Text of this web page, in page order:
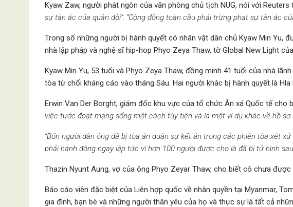
Kyaw Zaw, người phát ngôn của văn phòng chủ tịch NUG, nói với
sự tàn ác của quân đội”. “Cộng đồng toàn cầu phải trừng phạt sự tàn ác
Trong số những người bị hành quyết có nhân vật dân chủ Kyaw Min Yu,
nhà lập pháp và nghệ sĩ hip-hop Phyo Zeya Thaw, tờ Global New Light
Kyaw Min Yu, 53 tuổi và Phyo Zeya Thaw, đồng minh 41 tuổi của nhà
tòa từ chối kháng cáo vào tháng Sáu. Hai người khác bị hành quyết là
Erwin Van Der Borght, giám đốc khu vực của tổ chức Ân xá Quốc tế cho
việc tước đoạt mạng sống một cách tùy tiện và là một ví dụ khác về hồ sơ
“Bốn người đàn ông đã bị tòa án quân sự kết án trong các phiên tòa xét
phải hành động ngay lập tức vì hơn 100 người được cho là đã bị tử hình
Thazin Nyunt Aung, vợ của ông Phyo Zeyar Thaw, cho biết cô chưa
Báo cáo viên đặc biệt của Liên hợp quốc về nhân quyền tại Myanmar,
gia đình, bạn bè và những người thân yêu của họ và thực sự là tất cả